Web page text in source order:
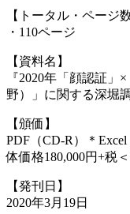
【トータル・ページ
・110ページ
【資料名】
『2020年「顔認証
野）」に関する深堀調
【頒価】
PDF（CD-R）＊
体価格180,000円+税
【発刊日】
2020年3月19日